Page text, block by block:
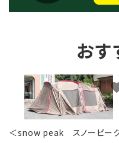
おす
＜snow peak スノーピー